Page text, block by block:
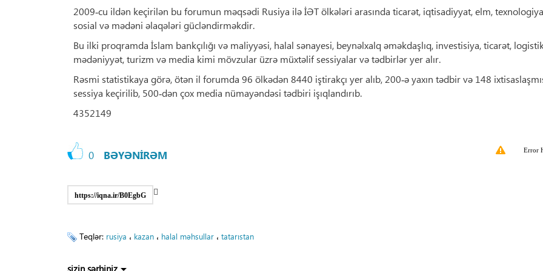
2009‑cu ildən keçirilən bu forumun məqsədi Rusiya ilə İƏT ölkələri arasında ticarət, iqtisadiyyat, elm,
sosial və mədəni əlaqələri gücləndirməkdir.
Bu ilki proqramda İslam bankçılığı və maliyyəsi, halal sənayesi, beynəlxalq əməkdaşlıq, investisiya, ticarət,
mədəniyyət, turizm və media kimi mövzular üzrə müxtəlif sessiyalar və tədbirlər yer alır.
Rəsmi statistikaya görə, ötən il forumda 96 ölkədən 8440 iştirakçı yer alıb, 200‑ə yaxın tədbir və 148
sessiya keçirilib, 500‑dən çox media nümayəndəsi tədbiri işıqlandırıb.
4352149
0 BƏYƏNİRƏM Error
https://iqna.ir/B0EgbG
Teqlər: rusiya ، kazan ، halal məhsullar ، tatarıstan